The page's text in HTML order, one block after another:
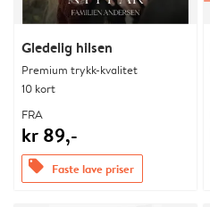
Gledelig hilsen
Premium trykk-kvalitet
10 kort
FRA
kr 89,-
offers Faste lave priser